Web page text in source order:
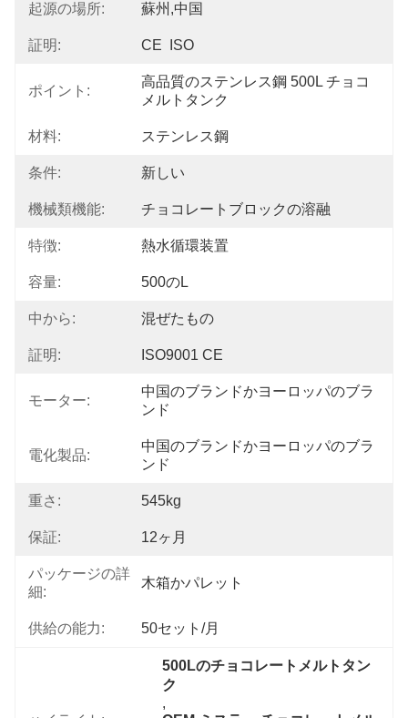
起源の場所: 蘇州,中国
証明: CE  ISO
ポイント:
高品質のステンレス鋼 500L チョコ
メルトタンク
材料: ステンレス鋼
条件: 新しい
機械類機能: チョコレートブロックの溶融
特徴: 熱水循環装置
容量: 500のL
中から: 混ぜたもの
証明: ISO9001 CE
モーター:
中国のブランドかヨーロッパのブラ
ンド
電化製品:
中国のブランドかヨーロッパのブラ
ンド
重さ: 545kg
保証: 12ヶ月
パッケージの詳
細:
木箱かパレット
供給の能力: 50セット/月
500Lのチョコレートメルトタン
ク
,